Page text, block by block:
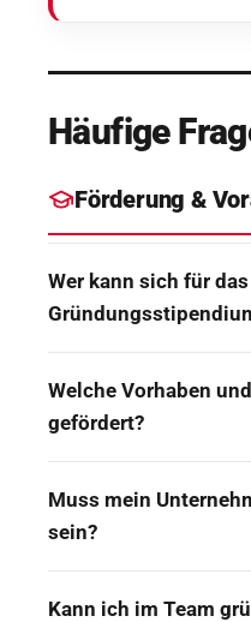
Häufige
Förderung &
Wer kann sich für das
Welche Vorhaben
gefördert?
Muss mein
sein?
Kann ich im Team